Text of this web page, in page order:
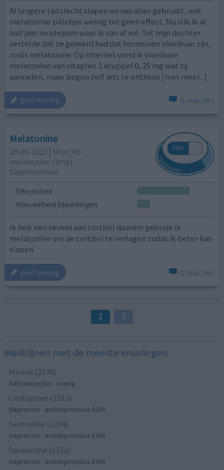
Al langere tijd slecht slapen en van alles gebruikt, ook
melatonine pilletjes weinig tot geen effect. Nu slik ik al
half jaar lorazepam waar ik van af wil. Tot mijn dochter
vertelde dat ze geleerd had dat hormonen vloeibaar zijn,
zoals melatonine. Op internet vond ik vloeibare
melatonine van vitaplex. 1 druppel 0, 25 mg wat zij
aanraden, maar begon zelf iets te enthous [lees meer...]
geef mening 0 reacties
Melatonine
20-09-2021 | Man | 65
melatonine (3mg)
Slapeloosheid
Effectiviteit
Hoeveelheid bijwerkingen
Ik heb een teveel aan cortisol daarom gebruik ik
melatonine om de cortisol te verlagen zodat ik beter kan
slapen.
geef mening 0 reacties
1 2
Medicijnen met de meeste ervaringen
Mirena (2378)
Anticonceptie - overig
Citalopram (1513)
Depressie - antidepressiva SSRI
Sertraline (1274)
Depressie - antidepressiva SSRI
Paroxetine (1272)
Depressie - antidepressiva SSRI